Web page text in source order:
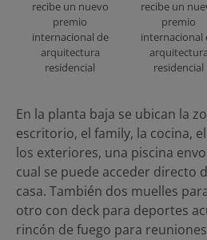
recibe un nuevo
premio
internacional de
arquitectura
residencial
recibe un
premio
internacional
arquitectura
residencial
En la planta baja se ubican la
escritorio, el family, la cocina,
los exteriores, una piscina
cual se puede acceder directo
casa. También dos muelles
otro con deck para deportes
rincón de fuego para